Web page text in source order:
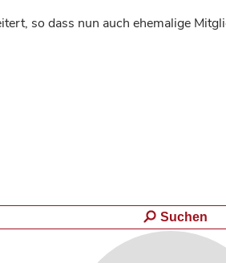
so dass nun auch ehemalige
Suchen